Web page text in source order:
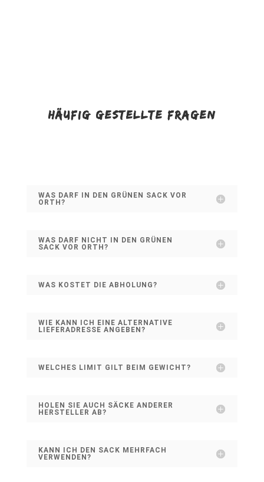
HÄUFIG GESTELLTE FRAGEN
WAS DARF IN DEN GRÜNEN SACK VOR
ORTH?
WAS DARF NICHT IN DEN GRÜNEN
SACK VOR ORTH?
WAS KOSTET DIE ABHOLUNG?
WIE KANN ICH EINE ALTERNATIVE
LIEFERADRESSE ANGEBEN?
WELCHES LIMIT GILT BEIM GEWICHT?
HOLEN SIE AUCH SÄCKE ANDERER
HERSTELLER AB?
KANN ICH DEN SACK MEHRFACH
VERWENDEN?